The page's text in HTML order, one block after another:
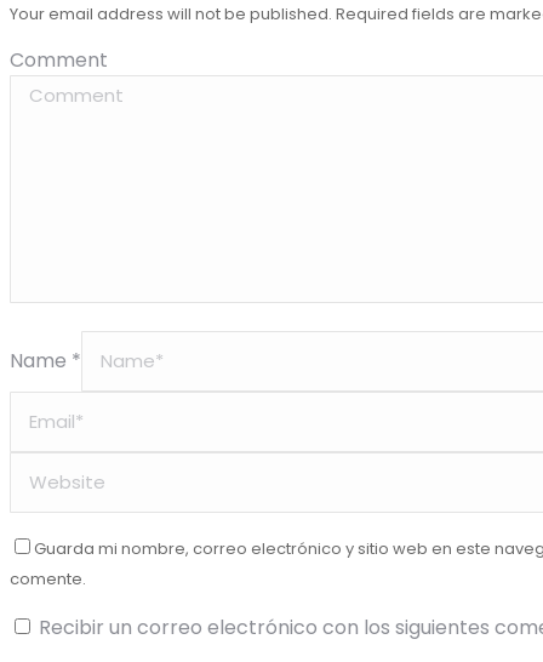
Your email address will not be published. Required fields are
Comment
Name *
Guarda mi nombre, correo electrónico y sitio web en este
comente.
Recibir un correo electrónico con los siguientes